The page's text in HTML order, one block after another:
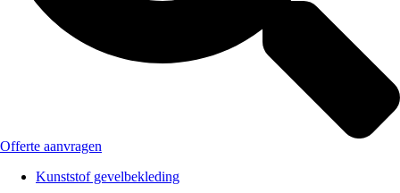
Offerte aanvragen
Kunststof gevelbekleding